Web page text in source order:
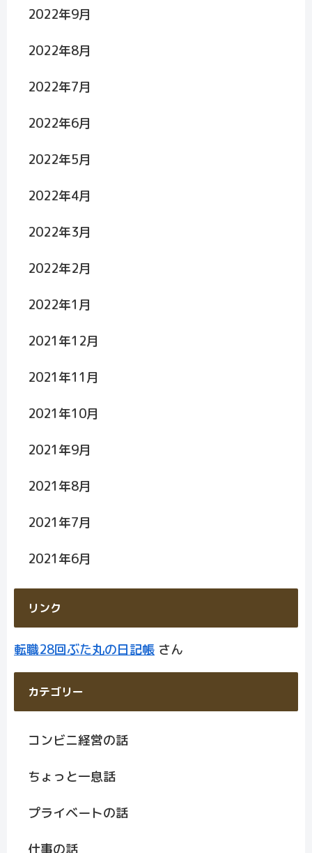
2022年9月
2022年8月
2022年7月
2022年6月
2022年5月
2022年4月
2022年3月
2022年2月
2022年1月
2021年12月
2021年11月
2021年10月
2021年9月
2021年8月
2021年7月
2021年6月
リンク
転職28回ぶた丸の日記帳 さん
カテゴリー
コンビニ経営の話
ちょっと一息話
プライベートの話
仕事の話